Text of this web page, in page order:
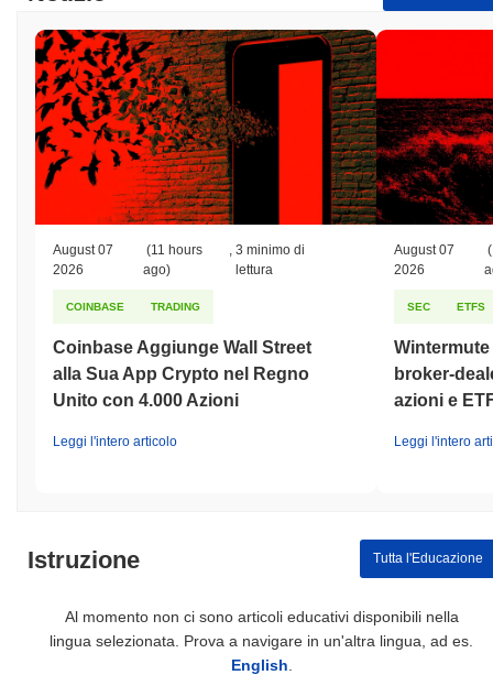
August 07
2026
(11 hours
ago)
,3 minimo di
lettura
COINBASE TRADING
Coinbase Aggiunge Wall Street
alla Sua App Crypto nel Regno
Unito con 4.000 Azioni
Leggi l'intero articolo
August 07
2026
SEC ETFS
broker-
azioni e
Leggi l'intero
Istruzione Tutta l'Educazione
Al momento non ci sono articoli educativi disponibili nella
lingua selezionata. Prova a navigare in un'altra lingua, ad es.
English